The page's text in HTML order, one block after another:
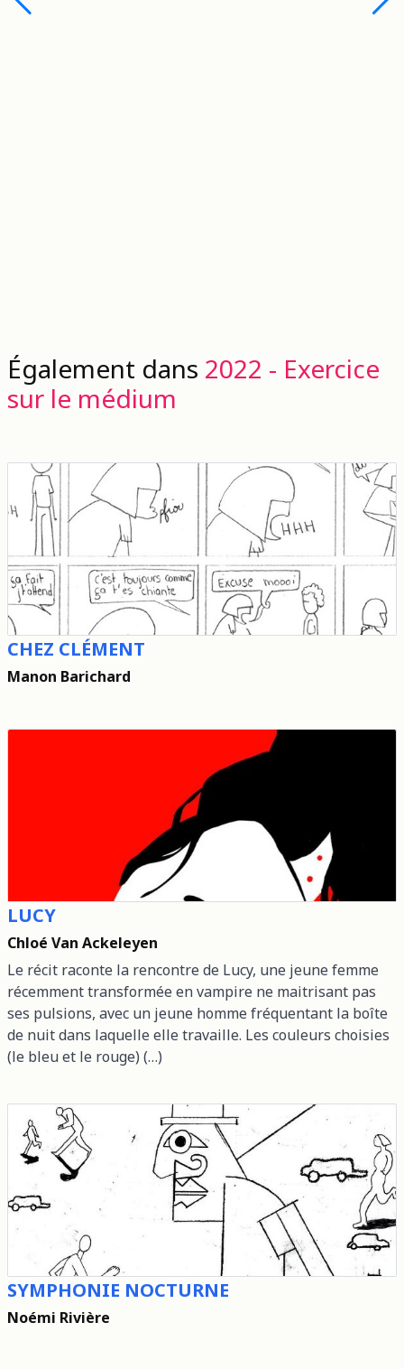
Également dans 2022 - Exercice
sur le médium
CHEZ CLÉMENT
Manon Barichard
LUCY
Chloé Van Ackeleyen
Le récit raconte la rencontre de Lucy, une jeune femme
récemment transformée en vampire ne maitrisant pas
ses pulsions, avec un jeune homme fréquentant la boîte
de nuit dans laquelle elle travaille. Les couleurs choisies
(le bleu et le rouge) (…)
SYMPHONIE NOCTURNE
Noémi Rivière